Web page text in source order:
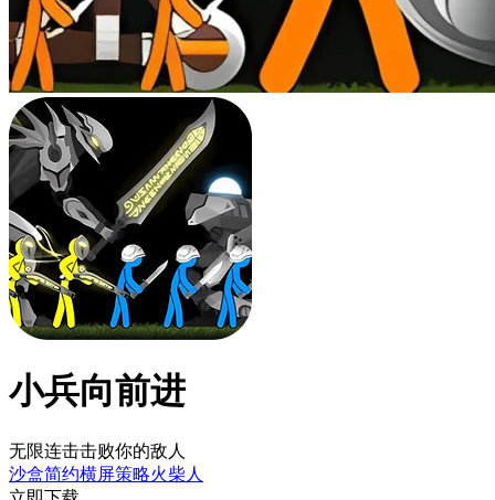
小兵向前进
无限连击击败你的敌人
沙盒简约横屏策略火柴人